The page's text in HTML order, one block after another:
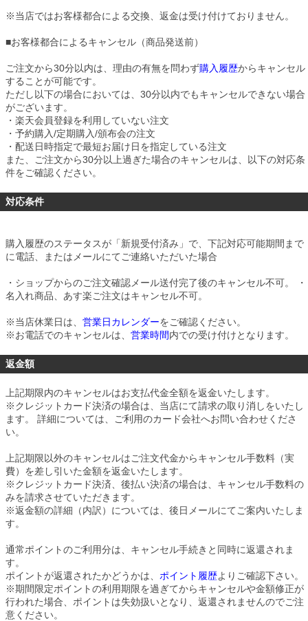
※当店ではお客様都合による交換、返金は受け付けておりません。
■お客様都合によるキャンセル（商品発送前）
ご注文から30分以内は、理由の有無を問わず購入履歴からキャンセル
することが可能です。
ただし以下の場合においては、30分以内でもキャンセルできない場合
がございます。
・楽天会員登録を利用していない注文
・予約購入/定期購入/頒布会の注文
・配送日時指定で最短お届け日を指定している注文
また、ご注文から30分以上過ぎた場合のキャンセルは、以下の対応条
件をご確認ください。
対応条件
購入履歴のステータスが「新規受付済み」で、下記対応可能期間まで
に電話、またはメールにてご連絡いただいた場合
・ショップからのご注文確認メール送付完了後のキャンセル不可。 ・
名入れ商品、あす楽ご注文はキャンセル不可。
※当店休業日は、 営業日カレンダーをご確認ください。
※お電話でのキャンセルは、 営業時間内での受け付けとなります。
返金額
上記期限内のキャンセルはお支払代金全額を返金いたします。
※クレジットカード決済の場合は、当店にて請求の取り消しをいたし
ます。 詳細については、ご利用のカード会社へお問い合わせくださ
い。
上記期限以外のキャンセルはご注文代金からキャンセル手数料（実
費）を差し引いた金額を返金いたします。
※クレジットカード決済、後払い決済の場合は、キャンセル手数料の
みを請求させていただきます。
※返金額の詳細（内訳）については、後日メールにてご案内いたしま
す。
通常ポイントのご利用分は、キャンセル手続きと同時に返還されま
す。
ポイントが返還されたかどうかは、 ポイント履歴よりご確認下さい。
※期間限定ポイントの利用期限を過ぎてからキャンセルや金額修正が
行われた場合、ポイントは失効扱いとなり、返還されませんのでご注
意ください。